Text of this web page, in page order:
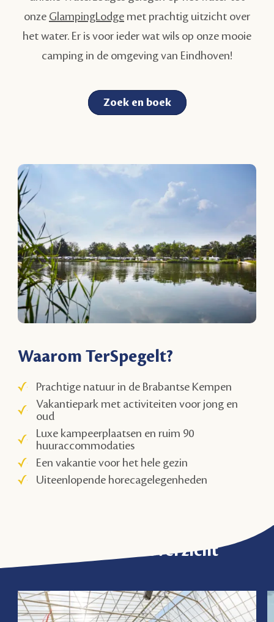
onze GlampingLodge met prachtig uitzicht over
het water. Er is voor ieder wat wils op onze mooie
camping in de omgeving van Eindhoven!
Zoek en boek
Waarom TerSpegelt?
Prachtige natuur in de Brabantse Kempen
Vakantiepark met activiteiten voor jong en
oud
Luxe kampeerplaatsen en ruim 90
huuraccommodaties
Een vakantie voor het hele gezin
Uiteenlopende horecagelegenheden
Activiteitenoverzicht